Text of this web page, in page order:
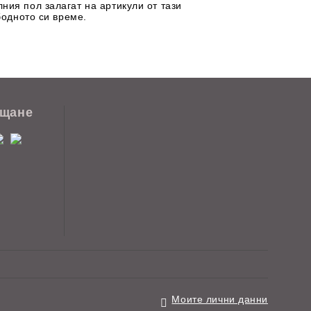
пол залагат на артикули от тази
си време.
Моите лични данни